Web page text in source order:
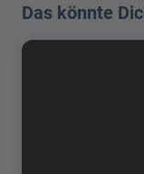
Das könnte